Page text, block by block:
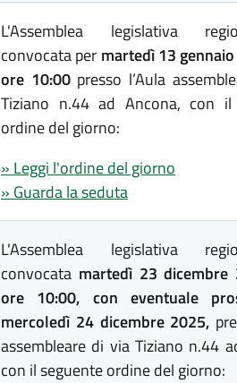
L'Assemblea legislativa
convocata per martedì 13
ore 10:00presso l’Aula
Tiziano n.44 ad Ancona, con il
ordine del giorno:
» Leggi l'ordine del giorno
» Guarda la seduta
L'Assemblea legislativa
convocata martedì 23 dicembre
ore 10:00, con eventuale
mercoledì 24 dicembre 2025,
assembleare di via Tiziano n.44
con il seguente ordine del giorno: